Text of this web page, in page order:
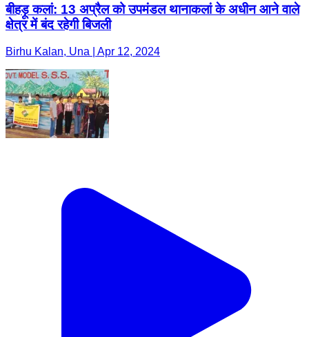
बीहड़ू कलां: 13 अप्रैल को उपमंडल थानाकलां के अधीन आने वाले
क्षेत्र में बंद रहेगी बिजली
Birhu Kalan, Una | Apr 12, 2024